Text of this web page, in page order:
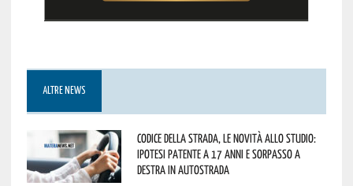
ALTRE NEWS
Codice della strada, le novità allo studio:
ipotesi patente a 17 anni e sorpasso a
destra in autostrada